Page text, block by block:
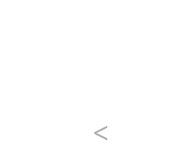
prev